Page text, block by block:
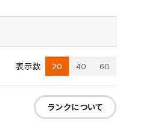
表示数 20 40 60
ランクについて